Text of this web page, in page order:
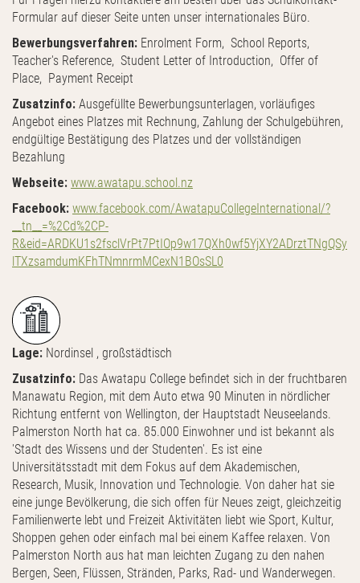
Formular auf dieser Seite unten unser internationales Büro.
Bewerbungsverfahren: Enrolment Form, School Reports,
Teacher's Reference, Student Letter of Introduction, Offer of
Place, Payment Receipt
Zusatzinfo: Ausgefüllte Bewerbungsunterlagen, vorläufiges
Angebot eines Platzes mit Rechnung, Zahlung der Schulgebühren,
endgültige Bestätigung des Platzes und der vollständigen
Bezahlung
Webseite: www.awatapu.school.nz
Facebook: www.facebook.com/AwatapuCollegeInternational/?
__tn__=%2Cd%2CP-
R&eid=ARDKU1s2fsclVrPt7PtIOp9w17QXh0wf5YjXY2ADrztTNgQSy
lTXzsamdumKFhTNmnrmMCexN1BOsSL0
Lage: Nordinsel , großstädtisch
Zusatzinfo: Das Awatapu College befindet sich in der fruchtbaren
Manawatu Region, mit dem Auto etwa 90 Minuten in nördlicher
Richtung entfernt von Wellington, der Hauptstadt Neuseelands.
Palmerston North hat ca. 85.000 Einwohner und ist bekannt als
'Stadt des Wissens und der Studenten'. Es ist eine
Universitätsstadt mit dem Fokus auf dem Akademischen,
Research, Musik, Innovation und Technologie. Von daher hat sie
eine junge Bevölkerung, die sich offen für Neues zeigt, gleichzeitig
Familienwerte lebt und Freizeit Aktivitäten liebt wie Sport, Kultur,
Shoppen gehen oder einfach mal bei einem Kaffee relaxen. Von
Palmerston North aus hat man leichten Zugang zu den nahen
Bergen, Seen, Flüssen, Stränden, Parks, Rad- und Wanderwegen.